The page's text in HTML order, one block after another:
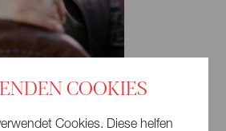
COOKIES
Cookies. Diese helfen